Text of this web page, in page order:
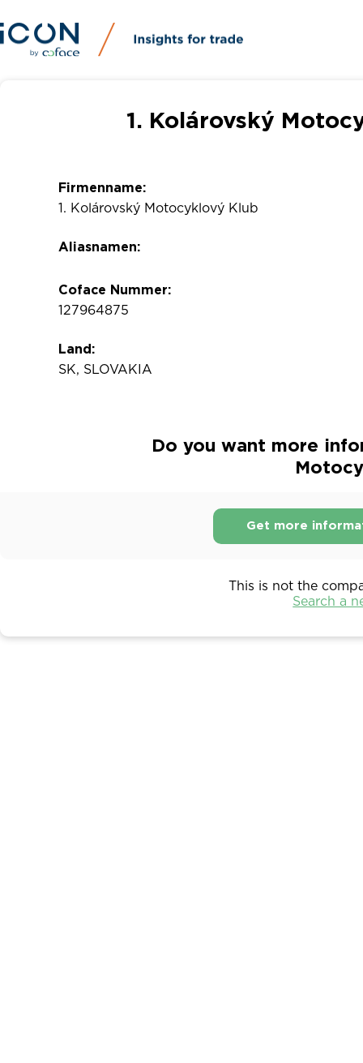
1. Kolárovský
Firmenname:
1. Kolárovský Motocyklový Klub
Aliasnamen:
Coface Nummer:
127964875
Land:
SK, SLOVAKIA
Do you want more
Get more
This is not the
Search a